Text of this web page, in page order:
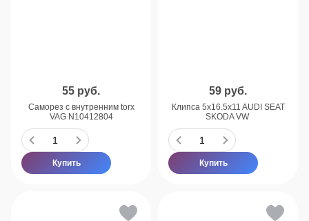
55 руб.
Саморез с внутренним torx
VAG N10412804
Купить
59 руб.
Клипса 5x16.5x11 AUDI SEAT
SKODA VW
Купить